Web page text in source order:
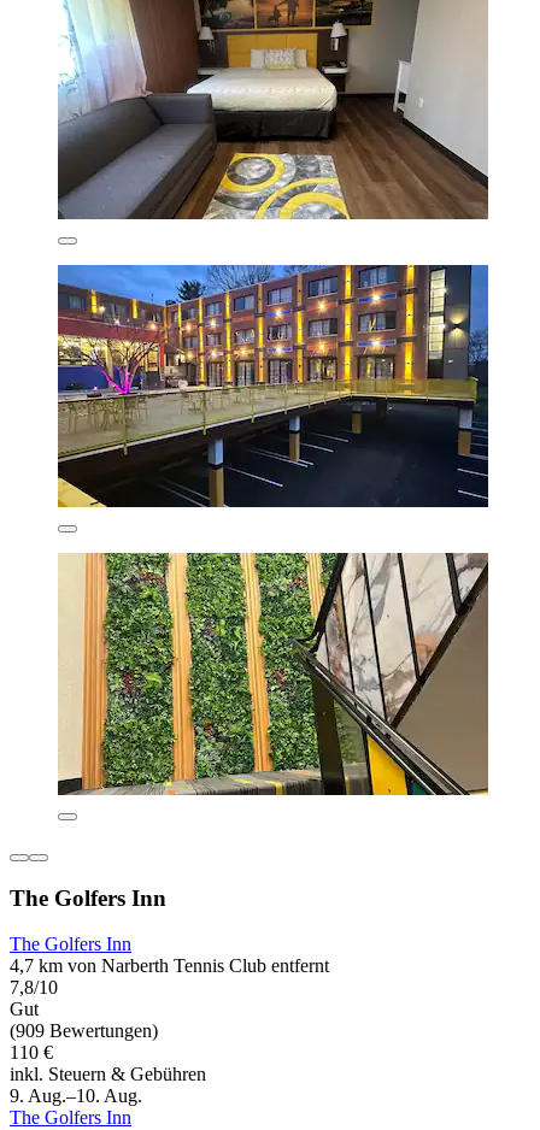
The Golfers Inn
The Golfers Inn
4,7 km von Narberth Tennis Club entfernt
7,8/10
Gut
(909 Bewertungen)
110 €
inkl. Steuern & Gebühren
9. Aug.–10. Aug.
The Golfers Inn